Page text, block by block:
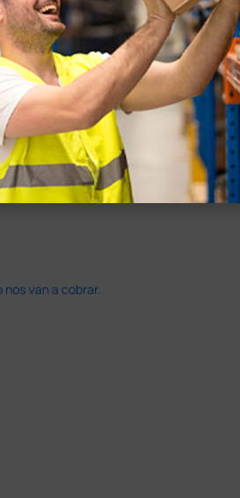
Pero el envío cuesta más del
van a cobrar.